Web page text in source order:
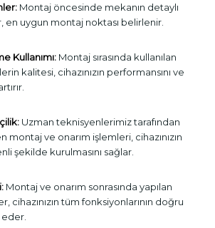
Montaj öncesinde mekanın detaylı
en uygun montaj noktası belirlenir.
Kullanımı:Montaj sırasında kullanılan
kalitesi, cihazınızın performansını ve
Uzman teknisyenlerimiz tarafından
montaj ve onarım işlemleri, cihazınızın
şekilde kurulmasını sağlar.
Montaj ve onarım sonrasında yapılan
cihazınızın tüm fonksiyonlarının doğru
eder.